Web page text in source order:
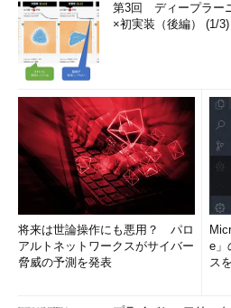
第3回 ディープラー
×初実装（後編） (1/3)
将来は世論操作にも悪用？ パロ
アルトネットワークスがサイバー
脅威の予測を発表
e」
ス